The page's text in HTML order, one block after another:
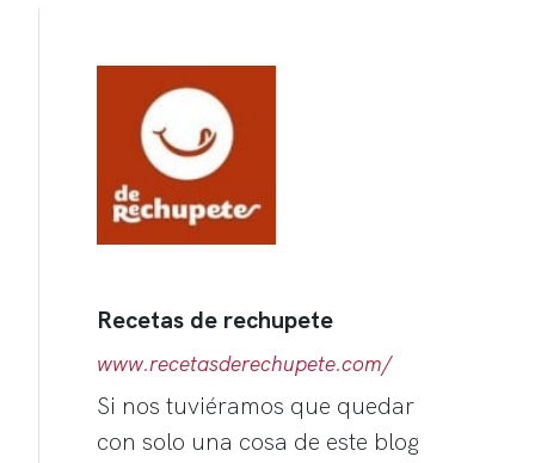
Recetas de rechupete
www.recetasderechupete.com/
Si nos tuviéramos que quedar
con solo una cosa de este blog